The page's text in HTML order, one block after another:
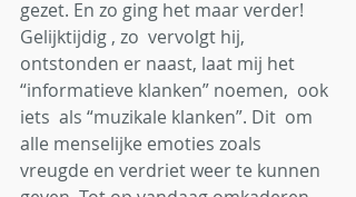
gezet. En zo ging het maar verder!
Gelijktijdig , zo  vervolgt hij,
ontstonden er naast, laat mij het
“informatieve klanken” noemen,  ook
iets  als “muzikale klanken”. Dit  om
alle menselijke emoties zoals
vreugde en verdriet weer te kunnen